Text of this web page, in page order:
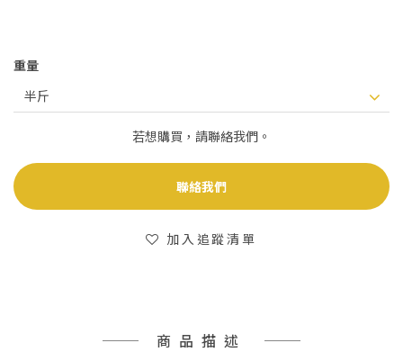
重量
若想購買，請聯絡我們。
聯絡我們
加入追蹤清單
商品描述